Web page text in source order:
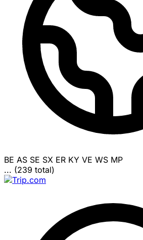
BE AS SE SX ER KY VE WS MP
... (239 total)